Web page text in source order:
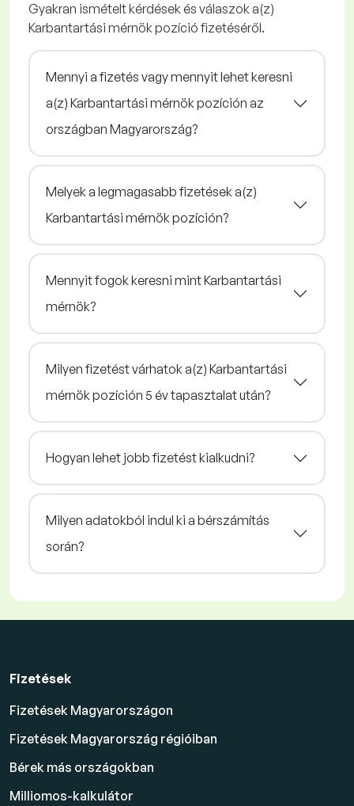
Gyakran ismételt kérdések és válaszok a(z)
Karbantartási mérnök pozíció fizetéséről.
Mennyi a fizetés vagy mennyit lehet keresni
a(z) Karbantartási mérnök pozíción az
országban Magyarország?
Melyek a legmagasabb fizetések a(z)
Karbantartási mérnök pozíción?
Mennyit fogok keresni mint Karbantartási
mérnök?
Milyen fizetést várhatok a(z) Karbantartási
mérnök pozíción 5 év tapasztalat után?
Hogyan lehet jobb fizetést kialkudni?
Milyen adatokból indul ki a bérszámítás
során?
Fizetések
Fizetések Magyarországon
Fizetések Magyarország régióiban
Bérek más országokban
Milliomos-kalkulátor